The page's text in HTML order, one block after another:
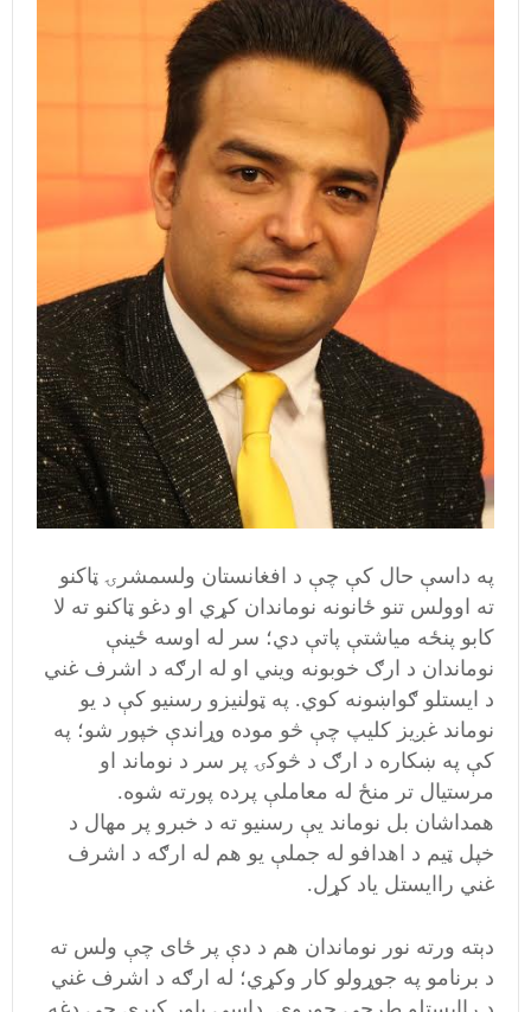
په داسې حال کې چې د افغانستان ولسمشرۍ ټاکنو
ته اوولس تنو ځانونه نوماندان کړي او دغو ټاکنو ته لا
کابو پنځه مياشتې پاتې دي؛ سر له اوسه ځينې
نوماندان د ارګ خوبونه ويني او له ارګه د اشرف غني
د ايستلو ګواښونه کوي. په ټولنيزو رسنيو کې د يو
نوماند غږيز کليپ چې څو موده و‌ړاندې خپور شو؛ په
کې په ښکاره د ارګ د څوکۍ پر سر د نوماند او
مرستيال تر منځ له معاملې پرده پورته شوه.
همداشان بل نوماند يې رسنيو ته د خبرو پر مهال د
خپل ټيم د اهدافو له جملې يو هم له ارګه د اشرف
غني راايستل ياد کړل.
دېته ورته نور نوماندان هم د دې پر ځای چې ولس ته
د برنامو په جوړولو کار وکړي؛ له ارګه د اشرف غني